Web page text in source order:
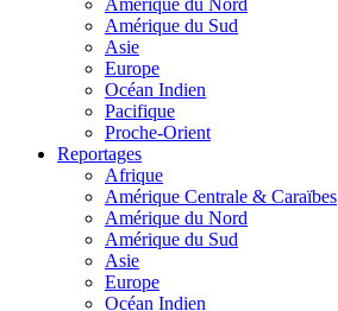
Amérique du Nord
Amérique du Sud
Asie
Europe
Océan Indien
Pacifique
Proche-Orient
Reportages
Afrique
Amérique Centrale & Caraïbes
Amérique du Nord
Amérique du Sud
Asie
Europe
Océan Indien